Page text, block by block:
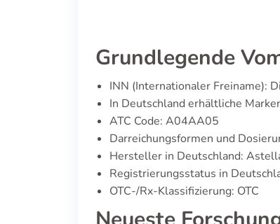
Grundlegende
INN (Internationaler Freiname):
In Deutschland erhältliche
ATC Code: A04AA05
Darreichungsformen und
Hersteller in Deutschland:
Registrierungsstatus in
OTC-/Rx-Klassifizierung: OTC